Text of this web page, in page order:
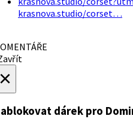
krasnova.studio/corset…
dárek pro